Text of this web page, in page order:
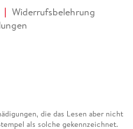
Widerrufsbelehrung
die das Lesen aber nicht
als solche gekennzeichnet.